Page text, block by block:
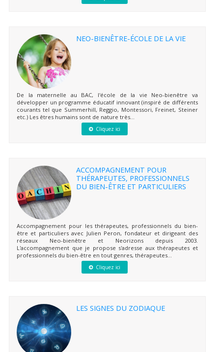
NEO-BIENÊTRE-ÉCOLE DE LA VIE
De la maternelle au BAC, l'école de la vie Neo-bienêtre va
développer un programme éducatif innovant (inspiré de différents
courants tel que Summerhill, Reggio, Montessori, Freinet, Steiner
etc.) Les êtres humains sont de nature très...
Cliquez ici
ACCOMPAGNEMENT POUR
THÉRAPEUTES, PROFESSIONNELS
DU BIEN-ÊTRE ET PARTICULIERS
Accompagnement pour les thérapeutes, professionnels du bien-
être et particuliers avec Julien Peron, fondateur et dirigeant des
réseaux Neo-bienêtre et Neorizons depuis 2003.
L'accompagnement que je propose s'adresse aux thérapeutes et
professionnels du bien-être en tout genres, thérapeutes...
Cliquez ici
LES SIGNES DU ZODIAQUE